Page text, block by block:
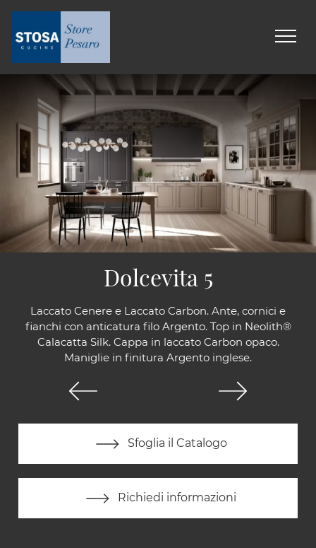
Laccato Cenere e Laccato Carbon. Ante, cornici e
fianchi con anticatura filo Argento. Top in Neolith®
Calacatta Silk. Cappa in laccato Carbon opaco.
Maniglie in finitura Argento inglese.
Sfoglia il Catalogo
Richiedi informazioni
Dolcevita 5